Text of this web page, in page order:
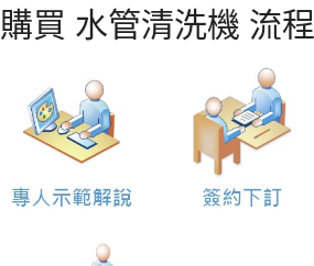
購買 水管清洗機 流程